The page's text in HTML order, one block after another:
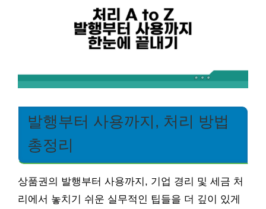
발행부터 사용까지, 처리 방법
총정리
상품권의 발행부터 사용까지, 기업 경리 및 세금 처
리에서 놓치기 쉬운 실무적인 팁들을 더 깊이 있게